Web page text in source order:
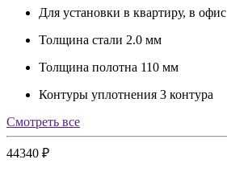
Для установки в квартиру, в офис
Толщина стали 2.0 мм
Толщина полотна 110 мм
Контуры уплотнения 3 контура
Cмотреть все
44340 ₽